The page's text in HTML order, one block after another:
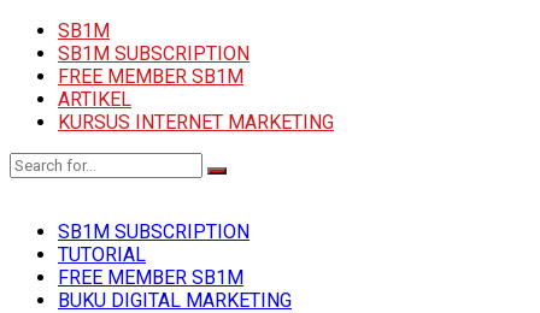
SB1M
SB1M SUBSCRIPTION
FREE MEMBER SB1M
ARTIKEL
KURSUS INTERNET MARKETING
SB1M SUBSCRIPTION
TUTORIAL
FREE MEMBER SB1M
BUKU DIGITAL MARKETING